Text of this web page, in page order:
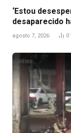
‘Estou
desaparecido
agosto 7, 2026 0